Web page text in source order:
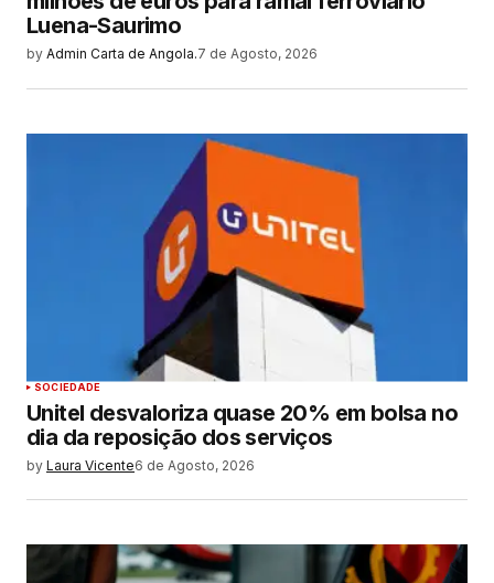
Luena-Saurimo
by Admin Carta de Angola.7 de Agosto, 2026
SOCIEDADE
Unitel desvaloriza quase 20% em bolsa no
dia da reposição dos serviços
by Laura Vicente6 de Agosto, 2026